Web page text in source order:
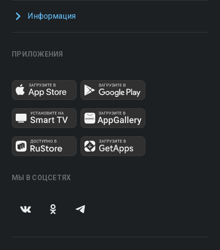
Информация
ПРИЛОЖЕНИЯ
МЫ В СОЦСЕТЯХ